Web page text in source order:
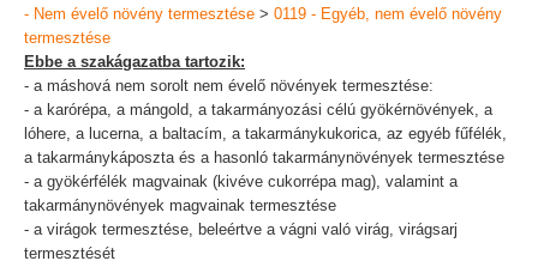
IRODÁK
- Nem évelő növény termesztése > 0119 - Egyéb, nem évelő növény
termesztése
Ebbe a szakágazatba tartozik:
- a máshová nem sorolt nem évelő növények termesztése:
- a karórépa, a mángold, a takarmányozási célú gyökérnövények, a
lóhere, a lucerna, a baltacím, a takarmánykukorica, az egyéb fűfélék,
a takarmánykáposzta és a hasonló takarmánynövények termesztése
- a gyökérfélék magvainak (kivéve cukorrépa mag), valamint a
takarmánynövények magvainak termesztése
- a virágok termesztése, beleértve a vágni való virág, virágsarj
termesztését